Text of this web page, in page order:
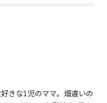
きな1児のママ。畑違いの